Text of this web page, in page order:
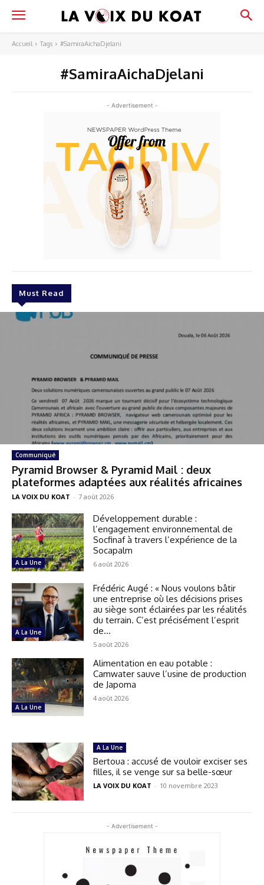
Accueil Tags #SamiraAichaDjelani
#SamiraAichaDjelani
- Advertisement -
Must Read
Communiqué
Pyramid Browser & Pyramid Mail : deux
plateformes adaptées aux réalités africaines
LA VOIX DU KOAT - 7 août 2026
A La Une
Développement durable :
l’engagement environnemental de
Socfinaf à travers l’expérience de la
Socapalm
6 août 2026
A La Une
Frédéric Augé : « Nous voulons bâtir
une entreprise où les décisions prises
au siège sont éclairées par les réalités
du terrain. C’est précisément l’esprit
de...
5 août 2026
A La Une
Alimentation en eau potable :
Camwater sauve l’usine de production
de Japoma
4 août 2026
A La Une
Bertoua : accusé de vouloir exciser ses
filles, il se venge sur sa belle-sœur
LA VOIX DU KOAT - 10 novembre 2023
- Advertisement -